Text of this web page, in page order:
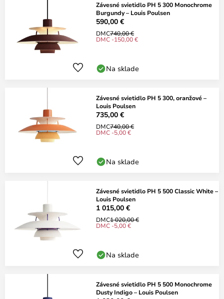
Závesné svietidlo PH 5 300 Monochrome
Burgundy – Louis Poulsen
590,00 €
DMC740,00 €
DMC -150,00 €
Na sklade
Závesné svietidlo PH 5 300, oranžové –
Louis Poulsen
735,00 €
DMC740,00 €
DMC -5,00 €
Na sklade
Závesné svietidlo PH 5 500 Classic White –
Louis Poulsen
1 015,00 €
DMC1 020,00 €
DMC -5,00 €
Na sklade
Závesné svietidlo PH 5 500 Monochrome
Dusty Indigo – Louis Poulsen